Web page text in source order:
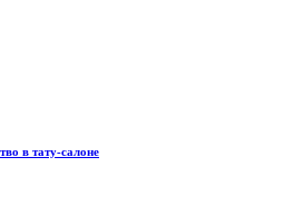
в тату-салоне